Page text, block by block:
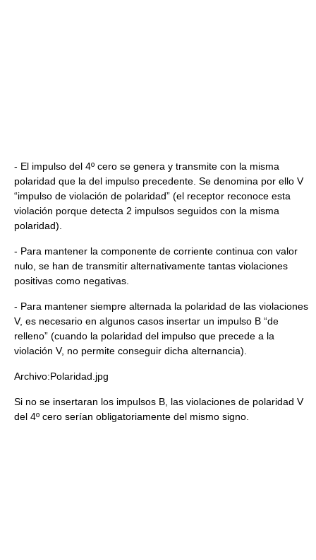
- El impulso del 4º cero se genera y transmite con la misma
polaridad que la del impulso precedente. Se denomina por ello V
“impulso de violación de polaridad” (el receptor reconoce esta
violación porque detecta 2 impulsos seguidos con la misma
polaridad).
- Para mantener la componente de corriente continua con valor
nulo, se han de transmitir alternativamente tantas violaciones
positivas como negativas.
- Para mantener siempre alternada la polaridad de las violaciones
V, es necesario en algunos casos insertar un impulso B “de
relleno” (cuando la polaridad del impulso que precede a la
violación V, no permite conseguir dicha alternancia).
Archivo:Polaridad.jpg
Si no se insertaran los impulsos B, las violaciones de polaridad V
del 4º cero serían obligatoriamente del mismo signo.